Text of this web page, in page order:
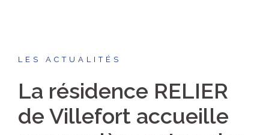
LES ACTUALITÉS
La résidence RELIER
de Villefort accueille